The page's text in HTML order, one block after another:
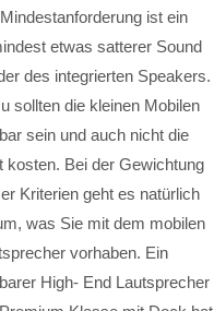
ist ein
etwas satterer Sound
des integrierten Speakers.
sollten die kleinen Mobilen
sein und auch nicht die
kosten. Bei der Gewichtung
Kriterien geht es natürlich
was Sie mit dem mobilen
vorhaben. Ein
High- End Lautsprecher